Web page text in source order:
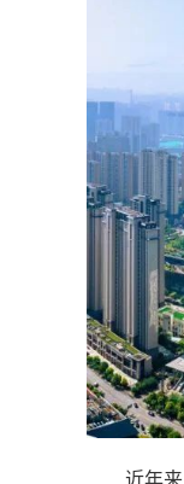
近年